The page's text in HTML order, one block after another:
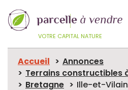
VOTRE CAPITAL NATURE
Accueil
Annonces
Terrains constructibles
Bretagne
Ille-et-